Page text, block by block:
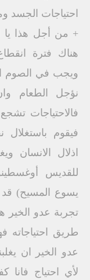
احتياجات الجسد
+ من أجل هذا يا
هناك فترة
ويجب في الصوم
نؤجل الطعام
فالاحتياجات
فيقوم
اذلال الانسان
للقديس
يسوع المسيح)
تجربة عدو
طريق احتياجاته
عدو الخير ان
لأي احتياج فانا